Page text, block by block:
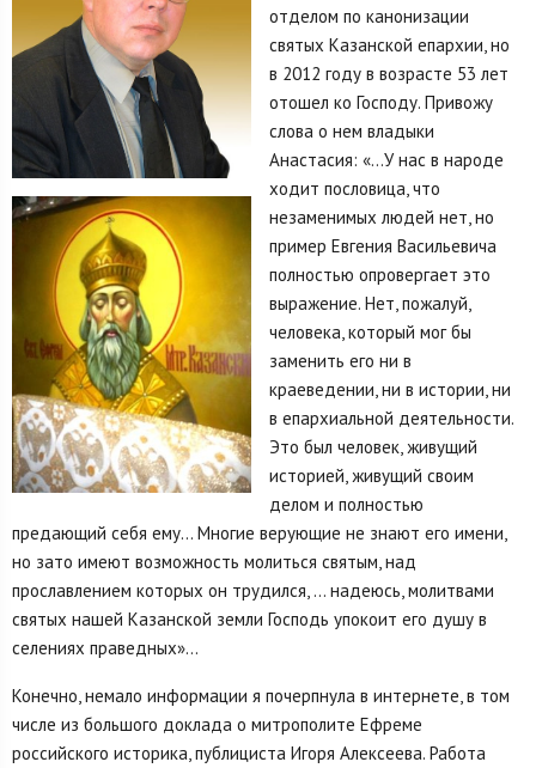
отделом по канонизации
святых Казанской епархии, но
в 2012 году в возрасте 53 лет
отошел ко Господу. Привожу
слова о нем владыки
Анастасия: «…У нас в народе
ходит пословица, что
незаменимых людей нет, но
пример Евгения Васильевича
полностью опровергает это
выражение. Нет, пожалуй,
человека, который мог бы
заменить его ни в
краеведении, ни в истории, ни
в епархиальной деятельности.
Это был человек, живущий
историей, живущий своим
делом и полностью
предающий себя ему… Многие верующие не знают его имени,
но зато имеют возможность молиться святым, над
прославлением которых он трудился, … надеюсь, молитвами
святых нашей Казанской земли Господь упокоит его душу в
селениях праведных»…
Конечно, немало информации я почерпнула в интернете, в том
числе из большого доклада о митрополите Ефреме
российского историка, публициста Игоря Алексеева. Работа